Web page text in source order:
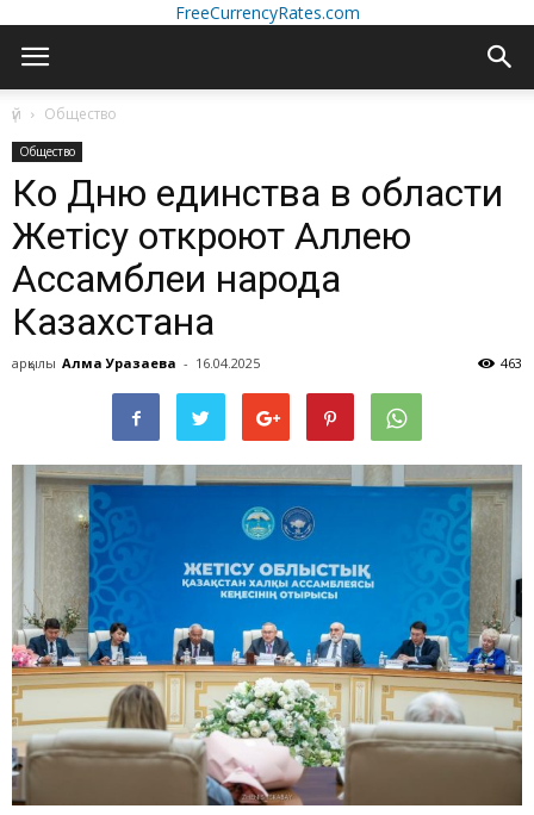
FreeCurrencyRates.com
үй Общество
Общество
Ко Дню единства в области
Жетісу откроют Аллею
Ассамблеи народа
Казахстана
арқылы Алма Уразаева - 16.04.2025 463